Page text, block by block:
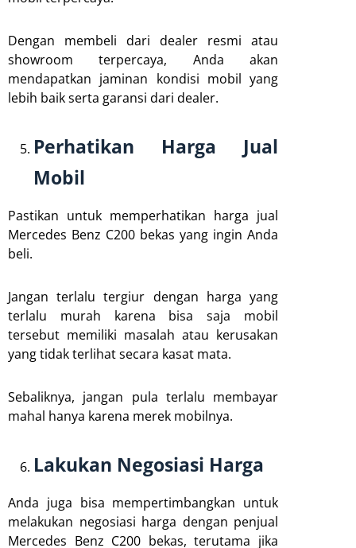
Dengan membeli dari dealer resmi atau
showroom terpercaya, Anda akan
mendapatkan jaminan kondisi mobil yang
lebih baik serta garansi dari dealer.
Perhatikan Harga Jual
Mobil
Pastikan untuk memperhatikan harga jual
Mercedes Benz C200 bekas yang ingin Anda
beli.
Jangan terlalu tergiur dengan harga yang
terlalu murah karena bisa saja mobil
tersebut memiliki masalah atau kerusakan
yang tidak terlihat secara kasat mata.
Sebaliknya, jangan pula terlalu membayar
mahal hanya karena merek mobilnya.
Lakukan Negosiasi Harga
Anda juga bisa mempertimbangkan untuk
melakukan negosiasi harga dengan penjual
Mercedes Benz C200 bekas, terutama jika